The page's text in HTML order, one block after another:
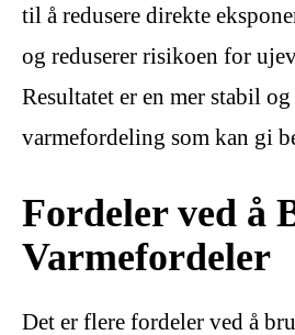
til å redusere direkte
og reduserer risikoen for
Resultatet er en mer stabil
varmefordeling som kan gi
Fordeler ved å
Varmefordeler
Det er flere fordeler ved å